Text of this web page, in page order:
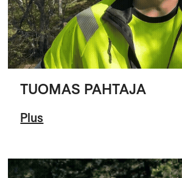
TUOMAS PAHTAJA
Plus